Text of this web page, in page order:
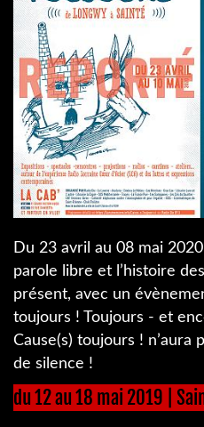
Du 23 avril au 08 mai
parole libre et l’histoire
présent, avec un
toujours ! Toujours - et
Cause(s) toujours ! n’aura
de silence !
du 12 au 18 mai 2019 |